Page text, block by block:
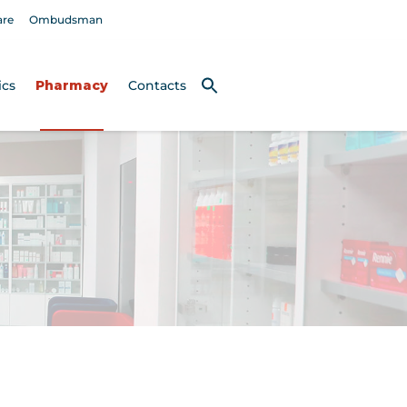
Ombudsman
Pharmacy Contacts